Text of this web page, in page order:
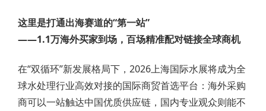
这里是打通出海赛道的“第一站”
——1.1万海外买家到场，百场精准配对链接全球商机
在“双循环”新发展格局下，2026上海国际水展将成为全
球水处理行业高效对接的国际商贸首选平台：海外采购
商可以一站触达中国优质供应链，国内专业观众则能不